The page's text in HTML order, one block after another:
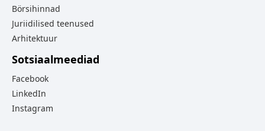
Börsihinnad
Juriidilised teenused
Arhitektuur
Sotsiaalmeediad
Facebook
LinkedIn
Instagram